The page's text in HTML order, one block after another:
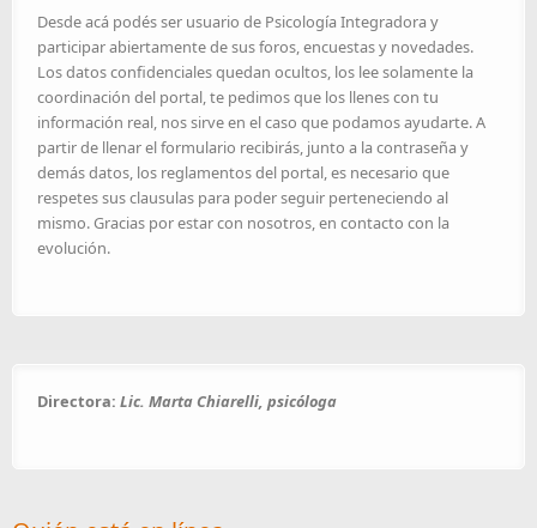
Desde acá podés ser usuario de Psicología Integradora y
participar abiertamente de sus foros, encuestas y novedades.
Los datos confidenciales quedan ocultos, los lee solamente la
coordinación del portal, te pedimos que los llenes con tu
información real, nos sirve en el caso que podamos ayudarte. A
partir de llenar el formulario recibirás, junto a la contraseña y
demás datos, los reglamentos del portal, es necesario que
respetes sus clausulas para poder seguir perteneciendo al
mismo. Gracias por estar con nosotros, en contacto con la
evolución.
Directora: Lic. Marta Chiarelli, psicóloga